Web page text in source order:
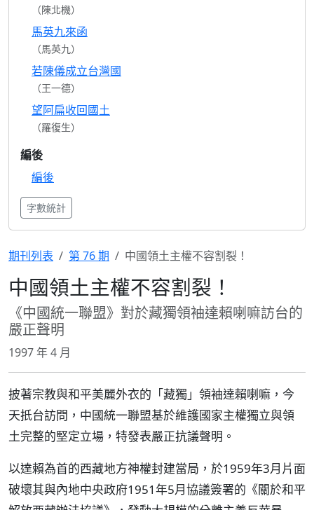
（陳北機）
馬英九來函
（馬英九）
若陳儀成立台灣國
（王一德）
望阿扁收回國土
（羅復生）
編後
編後
字數統計
期刊列表 第 76 期 中國領土主權不容割裂！
中國領土主權不容割裂！
《中國統一聯盟》對於藏獨領袖達賴喇嘛訪台的
嚴正聲明
1997 年 4 月
披著宗教與和平美麗外衣的「藏獨」領袖達賴喇嘛，今
天扺台訪問，中國統一聯盟基於維護國家主權獨立與領
土完整的堅定立場，特發表嚴正抗議聲明。
以達賴為首的西藏地方神權封建當局，於1959年3月片面
破壞其與內地中央政府1951年5月協議簽署的《關於和平